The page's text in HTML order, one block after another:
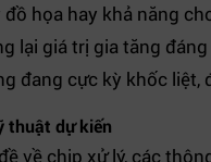
đồ họa hay khả năng
lại giá trị gia tăng
đang cực kỳ khốc liệt,
thuật dự kiến
về chip xử lý, các